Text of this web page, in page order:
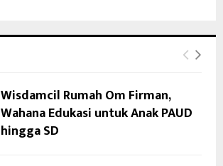
Wisdamcil Rumah Om Firman,
Wahana Edukasi untuk Anak PAUD
hingga SD